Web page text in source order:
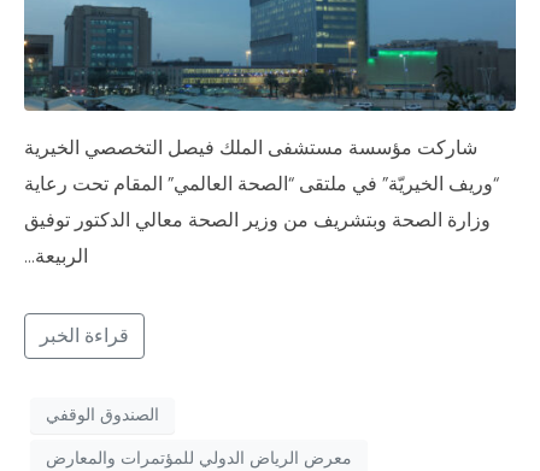
شاركت مؤسسة مستشفى الملك فيصل التخصصي الخيرية
“وريف الخيريّة” في ملتقى “الصحة العالمي” المقام تحت رعاية
وزارة الصحة وبتشريف من وزير الصحة معالي الدكتور توفيق
الربيعة…
قراءة الخبر
الصندوق الوقفي
معرض الرياض الدولي للمؤتمرات والمعارض